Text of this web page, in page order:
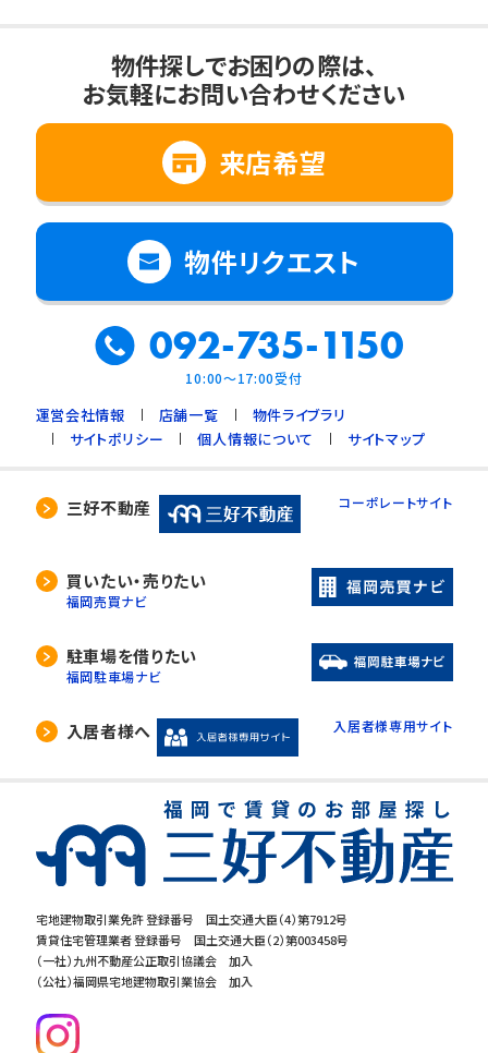
1. ご本人の同意がある場合
2. 法令に基づく場合
3. 利用目的の範囲内で個人情報の取扱いの
全部又は一部を委託する場合
4. 人の生命、身体又は財産の保護のために必
要で、ご本人の同意を得ることが難しいとき
5. 公衆衛生の向上、児童の健全な育成のため
に必要で、ご本人の同意を得ることが難しいと
き
6. 国や地方公共団体などに協力する場合で、
ご本人の同意を得ることによって支障を及ぼす
おそれがあるとき
7. 合併又は譲渡などの事由による事業の承継
に伴って個人情報を提供する場合で、承継前の
4. 個人情報の外部委託
当社は、利用目的の達成に必要な範囲内におい
て、個人情報の取扱いの全部又は一部を委託す
委託先の選定には厳正な基準を設け、委託先と
の間で必要な契約を締結し、適切な管理･監査を
5. 開示等の請求について
「開示」「訂正・追加・削除」「利用の停止・消去・提
供の拒否」の請求に応じております。ご請求され
る方は、当社「個人情報お客様相談窓口」までお
問合せください。
6.個人情報を提供する事の任意性につ
いて
当社の要求する個人情報を提供するか否かは、
お客様の任意でございます。
宅地建物取引業免許 登録番号 国土交通大臣（4）第7912号
賃貸住宅管理業者 登録番号 国土交通大臣（2）第003458号
（一社）九州不動産公正取引協議会 加入
（公社）福岡県宅地建物取引業協会 加入
物件探しでお困りの際は、
お気軽にお問い合わせください
来店希望
物件リクエスト
092-735-1150
10:00～17:00受付
運営会社情報 店舗一覧
物件ライブラリ
サイトポリシー
個人情報について サイトマップ
三好不動産 コーポレートサイト
買いたい・売りたい
福岡売買ナビ
駐車場を借りたい
福岡駐車場ナビ
入居者様へ 入居者様専用サイト